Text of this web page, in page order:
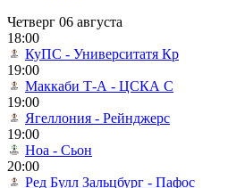
Четверг 06 августа
18:00
КуПС - Университатя Кр
19:00
Маккаби Т-А - ЦСКА С
19:00
Ягеллония - Рейнджерс
19:00
Ноа - Сьон
20:00
Ред Булл Зальцбург - Пафос